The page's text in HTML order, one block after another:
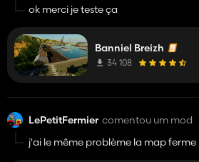
ok merci je teste ça
Banniel Breizh
34 108
LePetitFermier comentou um mod
j'ai le même problème la map